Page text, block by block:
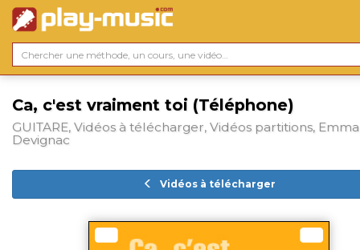
Ca, c'est vraiment toi (Téléphone)
GUITARE, Vidéos à télécharger, Vidéos partitions,
Devignac
Vidéos à télécharger